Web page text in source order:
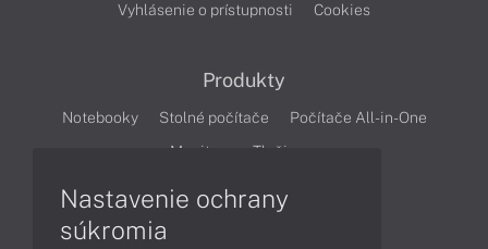
Vyhlásenie o prístupnosti
Cookies
Produkty
Notebooky Stolné počítače
Počítače All-in-One
Monitory
Tlačiarne
Nastavenie ochrany
súkromia